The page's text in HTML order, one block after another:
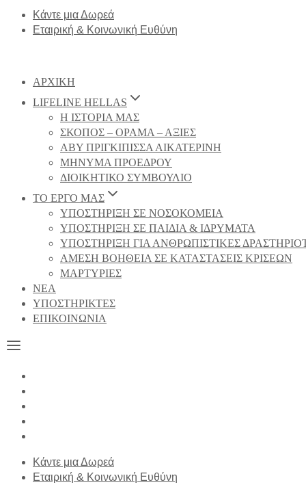
Κάντε μια Δωρεά
Εταιρική & Κοινωνική Ευθύνη
ΑΡΧΙΚΗ
LIFELINE HELLAS
Η ΙΣΤΟΡΙΑ ΜΑΣ
ΣΚΟΠΟΣ – ΟΡΑΜΑ – ΑΞΙΕΣ
ΑΒΥ ΠΡΙΓΚΙΠΙΣΣΑ ΑΙΚΑΤΕΡΙΝΗ
ΜΗΝΥΜΑ ΠΡΟΕΔΡΟΥ
ΔΙΟΙΚΗΤΙΚΟ ΣΥΜΒΟΥΛΙΟ
ΤΟ ΕΡΓΟ ΜΑΣ
ΥΠΟΣΤΗΡΙΞΗ ΣΕ ΝΟΣΟΚΟΜΕΙΑ
ΥΠΟΣΤΗΡΙΞΗ ΣΕ ΠΑΙΔΙΑ & ΙΔΡΥΜΑΤΑ
ΥΠΟΣΤΗΡΙΞΗ ΓΙΑ ΑΝΘΡΩΠΙΣΤΙΚΕΣ
ΑΜΕΣΗ ΒΟΗΘΕΙΑ ΣΕ ΚΑΤΑΣΤΑΣΕΙΣ ΚΡΙΣΕΩΝ
ΜΑΡΤΥΡΙΕΣ
NEA
ΥΠΟΣΤΗΡΙΚΤΕΣ
ΕΠΙΚΟΙΝΩΝΙΑ
Κάντε μια Δωρεά
Εταιρική & Κοινωνική Ευθύνη